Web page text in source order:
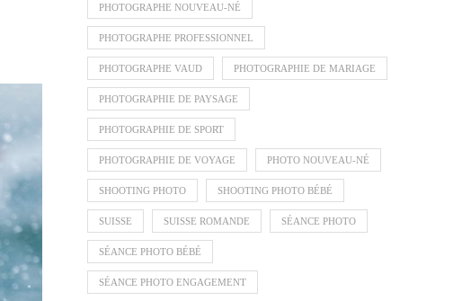
PHOTOGRAPHE NOUVEAU-NÉ
PHOTOGRAPHE PROFESSIONNEL
PHOTOGRAPHE VAUD PHOTOGRAPHIE DE MARIAGE
PHOTOGRAPHIE DE PAYSAGE
PHOTOGRAPHIE DE SPORT
PHOTOGRAPHIE DE VOYAGE PHOTO NOUVEAU-NÉ
SHOOTING PHOTO SHOOTING PHOTO BÉBÉ
SUISSE SUISSE ROMANDE SÉANCE PHOTO
SÉANCE PHOTO BÉBÉ
SÉANCE PHOTO ENGAGEMENT